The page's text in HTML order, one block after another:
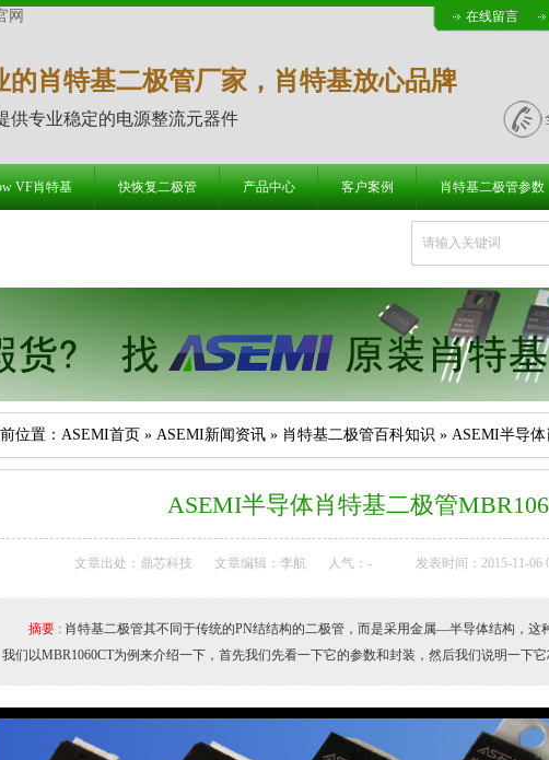
网 在线留言
的肖特基二极管厂家，肖特基放心品牌
供专业稳定的电源整流元器件
VF肖特基 快恢复二极管 产品中心 客户案例 肖特基二极管参数
位置： ASEMI首页 » ASEMI新闻资讯 » 肖特基二极管百科知识 » ASEMI半导体
ASEMI半导体肖特基二极管
文章出处：鼎芯科技 文章编辑：李航 人气： - 发表时间：2015-11-06
摘要 : 肖特基二极管其不同于传统的PN结结构的二极管，而是采用金属—半导体结构，这
我们以MBR1060CT为例来介绍一下，首先我们先看一下它的参数和封装，然后我们说明一下